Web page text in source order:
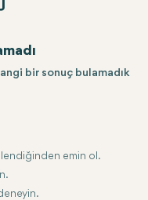
bir sonuç bulamadık
emin ol.